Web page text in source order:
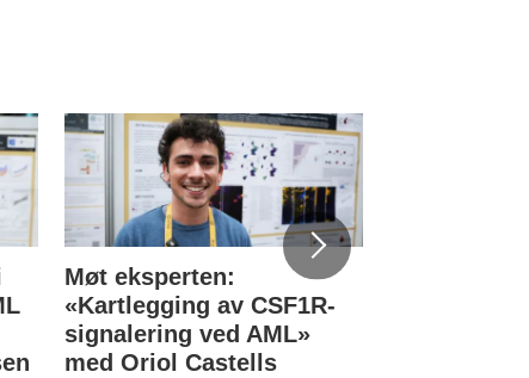
Møt eksperten:
«Kartlegging av CSF1R-
signalering ved AML»
med Oriol Castells